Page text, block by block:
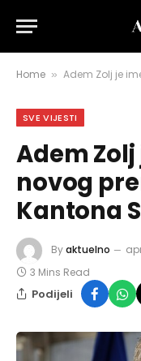
Home » Adem Zolj je
SVE VIJESTI
Adem
novog
Kantona
Byaktuelno
3 Mins Read
Podijeli